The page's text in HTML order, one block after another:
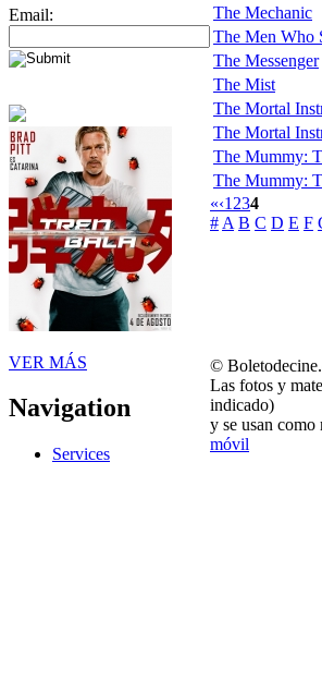
Email:
VER MÁS
Navigation
Services
The Mechanic
The Men Who
The Messenger
The Mist
The Mortal
The Mortal
The Mummy:
The Mummy:
«‹1234
#A B C D E F
©
Las fotos y
indicado)
y se usan
móvil